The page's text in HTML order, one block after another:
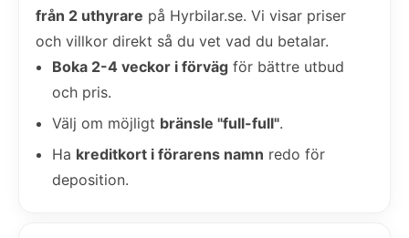
från 2 uthyrare på Hyrbilar.se. Vi visar priser
och villkor direkt så du vet vad du betalar.
Boka 2-4 veckor i förväg för bättre utbud
och pris.
Välj om möjligt bränsle "full-full".
Ha kreditkort i förarens namn redo för
deposition.